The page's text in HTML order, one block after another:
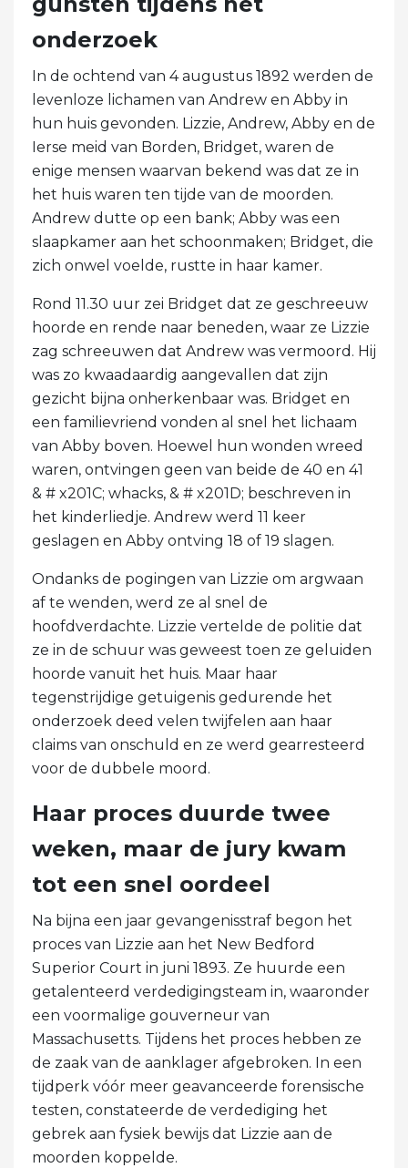
onderzoek
In de ochtend van 4 augustus 1892 werden de
levenloze lichamen van Andrew en Abby in
hun huis gevonden. Lizzie, Andrew, Abby en de
Ierse meid van Borden, Bridget, waren de
enige mensen waarvan bekend was dat ze in
het huis waren ten tijde van de moorden.
Andrew dutte op een bank; Abby was een
slaapkamer aan het schoonmaken; Bridget, die
zich onwel voelde, rustte in haar kamer.
Rond 11.30 uur zei Bridget dat ze geschreeuw
hoorde en rende naar beneden, waar ze Lizzie
zag schreeuwen dat Andrew was vermoord. Hij
was zo kwaadaardig aangevallen dat zijn
gezicht bijna onherkenbaar was. Bridget en
een familievriend vonden al snel het lichaam
van Abby boven. Hoewel hun wonden wreed
waren, ontvingen geen van beide de 40 en 41
& # x201C; whacks, & # x201D; beschreven in
het kinderliedje. Andrew werd 11 keer
geslagen en Abby ontving 18 of 19 slagen.
Ondanks de pogingen van Lizzie om argwaan
af te wenden, werd ze al snel de
hoofdverdachte. Lizzie vertelde de politie dat
ze in de schuur was geweest toen ze geluiden
hoorde vanuit het huis. Maar haar
tegenstrijdige getuigenis gedurende het
onderzoek deed velen twijfelen aan haar
claims van onschuld en ze werd gearresteerd
voor de dubbele moord.
Haar proces duurde twee
weken, maar de jury kwam
tot een snel oordeel
Na bijna een jaar gevangenisstraf begon het
proces van Lizzie aan het New Bedford
Superior Court in juni 1893. Ze huurde een
getalenteerd verdedigingsteam in, waaronder
een voormalige gouverneur van
Massachusetts. Tijdens het proces hebben ze
de zaak van de aanklager afgebroken. In een
tijdperk vóór meer geavanceerde forensische
testen, constateerde de verdediging het
gebrek aan fysiek bewijs dat Lizzie aan de
moorden koppelde.